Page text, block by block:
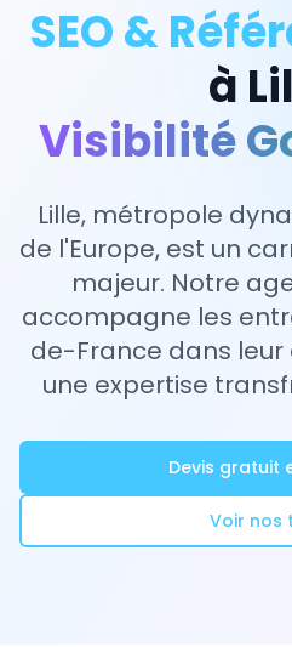
SEO &
à
Visibilité
Lille, métropole
de l'Europe, est un
majeur. Notre
accompagne les
de-France dans
une expertise
Devis gratuit
Voir nos